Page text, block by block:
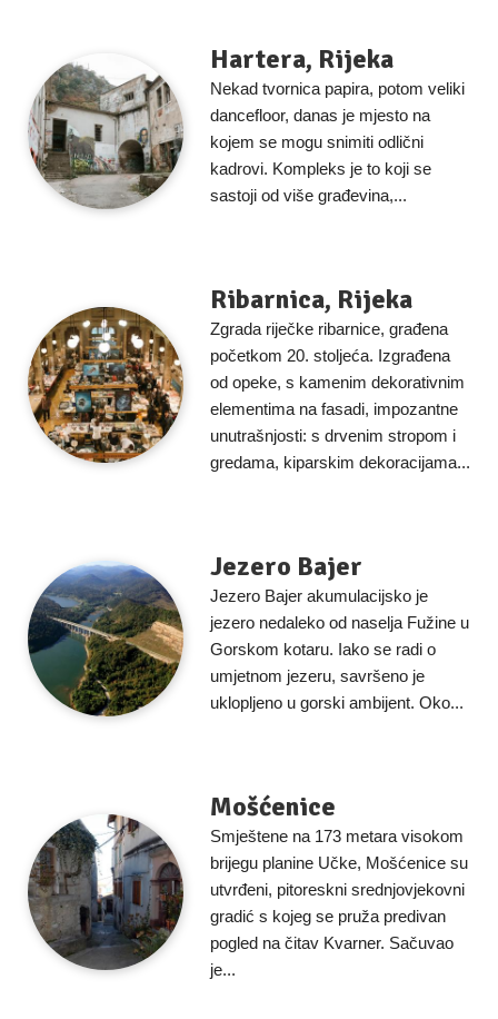
Hartera, Rijeka
Nekad tvornica papira, potom veliki
dancefloor, danas je mjesto na
kojem se mogu snimiti odlični
kadrovi. Kompleks je to koji se
sastoji od više građevina,...
Ribarnica, Rijeka
Zgrada riječke ribarnice, građena
početkom 20. stoljeća. Izgrađena
od opeke, s kamenim dekorativnim
elementima na fasadi, impozantne
unutrašnjosti: s drvenim stropom i
gredama, kiparskim dekoracijama...
Jezero Bajer
Jezero Bajer akumulacijsko je
jezero nedaleko od naselja Fužine u
Gorskom kotaru. Iako se radi o
umjetnom jezeru, savršeno je
uklopljeno u gorski ambijent. Oko...
Mošćenice
Smještene na 173 metara visokom
brijegu planine Učke, Mošćenice su
utvrđeni, pitoreskni srednjovjekovni
gradić s kojeg se pruža predivan
pogled na čitav Kvarner. Sačuvao
je...